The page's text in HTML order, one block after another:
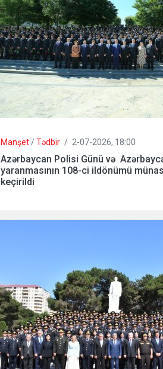
Manşet /Tədbir / 2-07-2026, 18:00
Azərbaycan Polisi Günü və
yaranmasının 108-ci ildönümü
keçirildi